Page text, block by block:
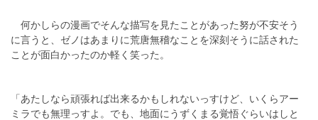
何かしらの漫画でそんな描写を見たことがあった努が不安そう
に言うと、ゼノはあまりに荒唐無稽なことを深刻そうに話された
ことが面白かったのか軽く笑った。
「あたしなら頑張れば出来るかもしれないっすけど、いくらアー
ミラでも無理っすよ。でも、地面にうずくまる覚悟ぐらいはしと